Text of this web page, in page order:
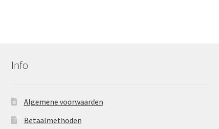
Info
Algemene voorwaarden
Betaalmethoden